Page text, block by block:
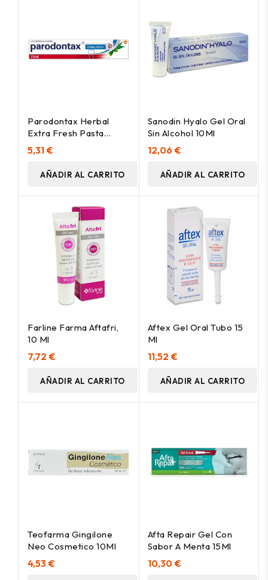
Parodontax Herbal
Extra Fresh Pasta
Dental 75Ml.
5,31 €
AÑADIR AL CARRITO
Sanodin Hyalo Gel Oral
Sin Alcohol 10Ml
12,06 €
AÑADIR AL CARRITO
Farline Farma Aftafri,
10 Ml
7,72 €
AÑADIR AL CARRITO
Aftex Gel Oral Tubo 15
Ml
11,52 €
AÑADIR AL CARRITO
Teofarma Gingilone
Neo Cosmetico 10Ml
4,53 €
Afta Repair Gel Con
Sabor A Menta 15Ml
10,30 €